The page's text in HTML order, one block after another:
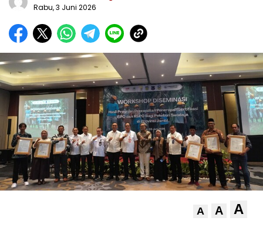
Rabu, 3 Juni 2026
A A A